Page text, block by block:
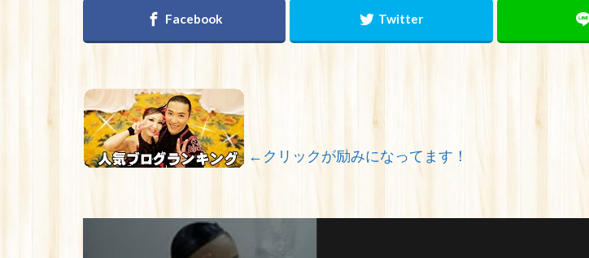
←クリックが励みになってます！